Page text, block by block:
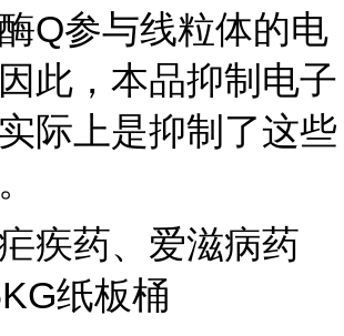
Q参与线粒体的电
此，本品抑制电子
际上是抑制了这些
疾药、爱滋病药
纸板桶